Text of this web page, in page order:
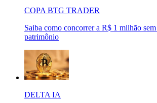
COPA BTG TRADER
Saiba como concorrer a R$ 1 milhão
patrimônio
DELTA IA